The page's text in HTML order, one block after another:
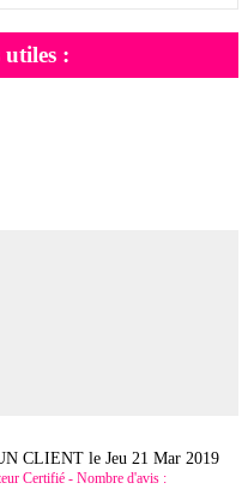
utiles :
CLIENT leJeu 21 Mar 2019
Certifié - Nombre d'avis :